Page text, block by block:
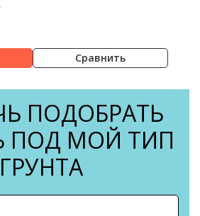
Сравнить
ПОДОБРАТЬ
ПОД МОЙ ТИП
ГРУНТА